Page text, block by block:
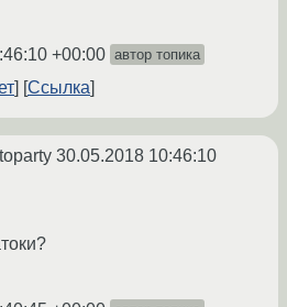
+00:00 автор топика
Ссылка
30.05.2018 10:46:10